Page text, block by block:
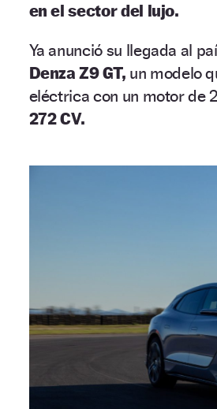
en el sector del lujo.
Ya anunció su llegada al
Denza Z9 GT, un modelo
eléctrica con un motor de
272 CV.